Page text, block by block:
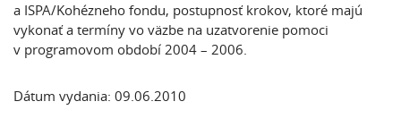
a ISPA/Kohézneho fondu, postupnosť krokov, ktoré majú
vykonať a termíny vo väzbe na uzatvorenie pomoci
v programovom období 2004 – 2006.
Dátum vydania: 09.06.2010